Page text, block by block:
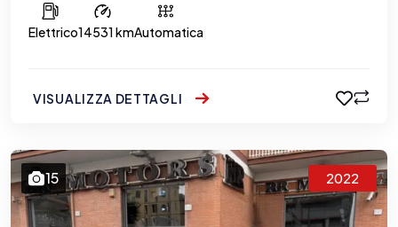
Elettrico14531 kmAutomatica
VISUALIZZA DETTAGLI
15 2022